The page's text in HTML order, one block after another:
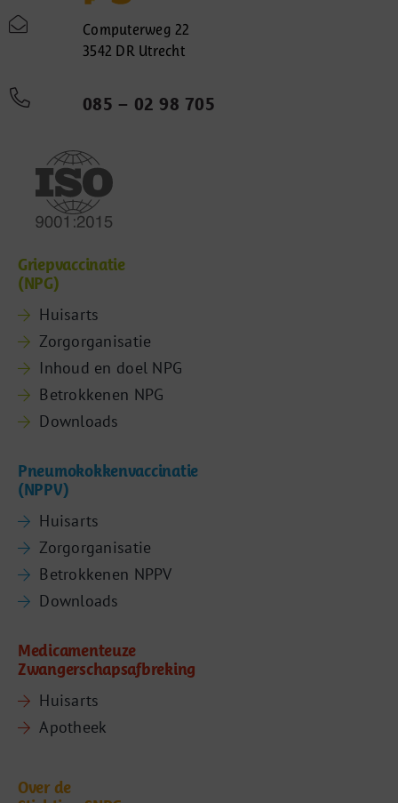
Computerweg 22
3542 DR Utrecht
085 – 02 98 705
Griepvaccinatie
(NPG)
Huisarts
Zorgorganisatie
Inhoud en doel NPG
Betrokkenen NPG
Downloads
Pneumokokkenvaccinatie
(NPPV)
Huisarts
Zorgorganisatie
Betrokkenen NPPV
Downloads
Medicamenteuze
Zwangerschapsafbreking
Huisarts
Apotheek
Over de